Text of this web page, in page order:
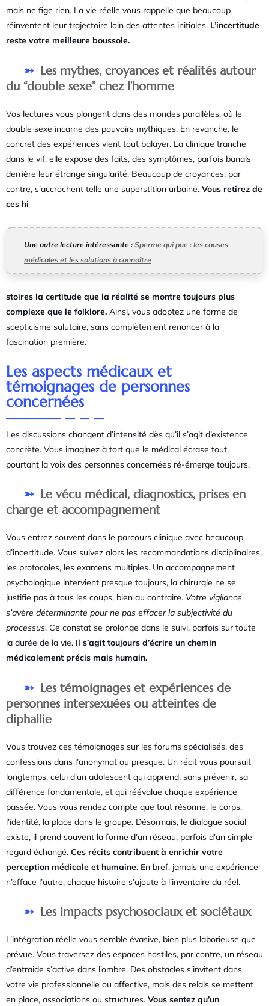
mais ne fige rien. La vie réelle vous rappelle que beaucoup
réinventent leur trajectoire loin des attentes initiales. L’incertitude
reste votre meilleure boussole.
Les mythes, croyances et réalités autour
du “double sexe” chez l’homme
Vos lectures vous plongent dans des mondes parallèles, où le
double sexe incarne des pouvoirs mythiques. En revanche, le
concret des expériences vient tout balayer. La clinique tranche
dans le vif, elle expose des faits, des symptômes, parfois banals
derrière leur étrange singularité. Beaucoup de croyances, par
contre, s’accrochent telle une superstition urbaine. Vous retirez de
ces hi
Une autre lecture intéressante : Sperme qui pue : les causes
médicales et les solutions à connaître
stoires la certitude que la réalité se montre toujours plus
complexe que le folklore. Ainsi, vous adoptez une forme de
scepticisme salutaire, sans complètement renoncer à la
fascination première.
Les aspects médicaux et
témoignages de personnes
concernées
Les discussions changent d’intensité dès qu’il s’agit d’existence
concrète. Vous imaginez à tort que le médical écrase tout,
pourtant la voix des personnes concernées ré-émerge toujours.
Le vécu médical, diagnostics, prises en
charge et accompagnement
Vous entrez souvent dans le parcours clinique avec beaucoup
d’incertitude. Vous suivez alors les recommandations disciplinaires,
les protocoles, les examens multiples. Un accompagnement
psychologique intervient presque toujours, la chirurgie ne se
justifie pas à tous les coups, bien au contraire. Votre vigilance
s’avère déterminante pour ne pas effacer la subjectivité du
processus. Ce constat se prolonge dans le suivi, parfois sur toute
la durée de la vie. Il s’agit toujours d’écrire un chemin
médicalement précis mais humain.
Les témoignages et expériences de
personnes intersexuées ou atteintes de
diphallie
Vous trouvez ces témoignages sur les forums spécialisés, des
confessions dans l’anonymat ou presque. Un récit vous poursuit
longtemps, celui d’un adolescent qui apprend, sans prévenir, sa
différence fondamentale, et qui réévalue chaque expérience
passée. Vous vous rendez compte que tout résonne, le corps,
l’identité, la place dans le groupe. Désormais, le dialogue social
existe, il prend souvent la forme d’un réseau, parfois d’un simple
regard échangé. Ces récits contribuent à enrichir votre
perception médicale et humaine. En bref, jamais une expérience
n’efface l’autre, chaque histoire s’ajoute à l’inventaire du réel.
Les impacts psychosociaux et sociétaux
L’intégration réelle vous semble évasive, bien plus laborieuse que
prévue. Vous traversez des espaces hostiles, par contre, un réseau
d’entraide s’active dans l’ombre. Des obstacles s’invitent dans
votre vie professionnelle ou affective, mais des relais se mettent
en place, associations ou structures. Vous sentez qu’un